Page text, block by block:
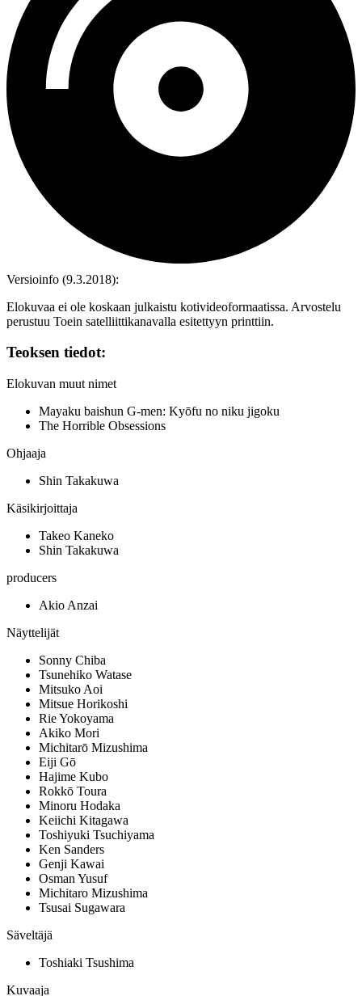
Versioinfo (9.3.2018):
Elokuvaa ei ole koskaan julkaistu kotivideoformaatissa. Arvostelu
perustuu Toein satelliittikanavalla esitettyyn printtiin.
Teoksen tiedot:
Elokuvan muut nimet
Mayaku baishun G-men: Kyōfu no niku jigoku
The Horrible Obsessions
Ohjaaja
Shin Takakuwa
Käsikirjoittaja
Takeo Kaneko
Shin Takakuwa
producers
Akio Anzai
Näyttelijät
Sonny Chiba
Tsunehiko Watase
Mitsuko Aoi
Mitsue Horikoshi
Rie Yokoyama
Akiko Mori
Michitarō Mizushima
Eiji Gō
Hajime Kubo
Rokkō Toura
Minoru Hodaka
Keiichi Kitagawa
Toshiyuki Tsuchiyama
Ken Sanders
Genji Kawai
Osman Yusuf
Michitaro Mizushima
Tsusai Sugawara
Säveltäjä
Toshiaki Tsushima
Kuvaaja